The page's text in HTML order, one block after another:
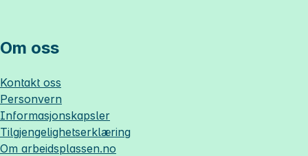
Om oss
Kontakt oss
Personvern
Informasjonskapsler
Tilgjengelighetserklæring
Om arbeidsplassen.no